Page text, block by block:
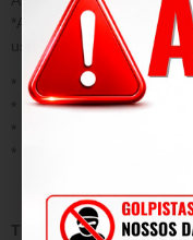
*Acidentes/ uso
uso fora das
* Desgaste ou danos
* Instalação ou aplicação
* Modificações,
* Mau uso;
TERMO DE GARANTIA